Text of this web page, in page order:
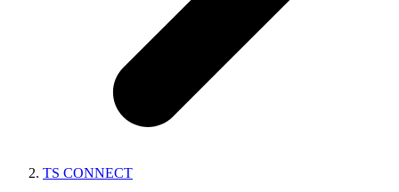
TS CONNECT